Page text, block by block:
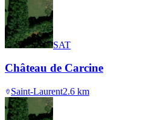
SAT
Château de Carcine
Saint-Laurent2.6 km